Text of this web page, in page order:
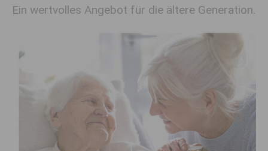
Ein wertvolles Angebot für die ältere Generation.